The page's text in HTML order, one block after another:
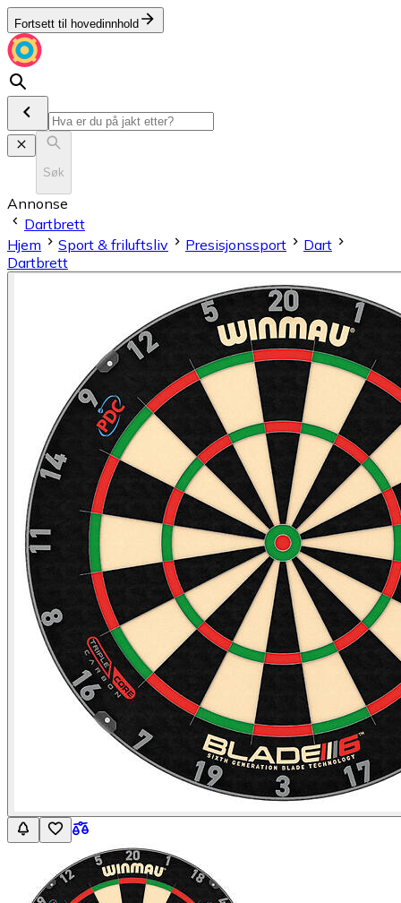
Fortsett til hovedinnhold
Søk
Annonse
Dartbrett
Hjem
Sport & friluftsliv Presisjonssport
Dart
Dartbrett